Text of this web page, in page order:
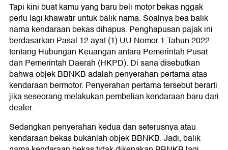
Tapi kini buat kamu yang baru beli motor bekas nggak
perlu lagi khawatir untuk balik nama. Soalnya bea balik
nama kendaraan bekas dihapus. Penghapusan pajak ini
berdasarkan Pasal 12 ayat (1) UU Nomor 1 Tahun 2022
tentang Hubungan Keuangan antara Pemerintah Pusat
dan Pemerintah Daerah (HKPD). Di sana disebutkan
bahwa objek BBNKB adalah penyerahan pertama atas
kendaraan bermotor. Penyerahan pertama tersebut berarti
jika seseorang melakukan pembelian kendaraan baru dari
dealer.
Sedangkan penyerahan kedua dan seterusnya atau
kendaraan bekas bukanlah objek BBNKB. Jadi, balik